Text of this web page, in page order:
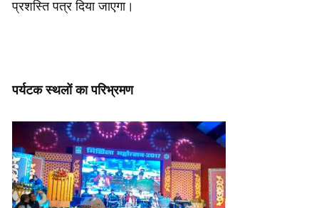
प्रशस्ति पत्र दिया जाएगा।
पर्यटक स्थलों का परिभ्रमण